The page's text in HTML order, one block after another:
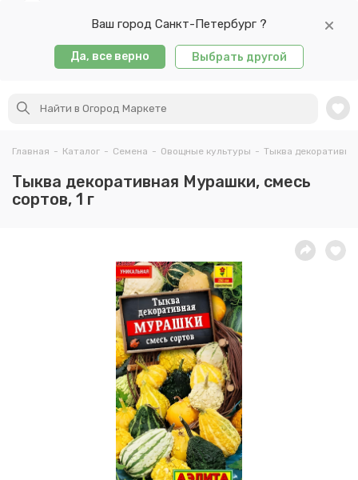
Ваш город Санкт-Петербург ?
Да, все верно Выбрать другой
Главная - Каталог - Семена - Овощные культуры - Тыква
Тыква декоративная Мурашки, смесь
сортов, 1 г